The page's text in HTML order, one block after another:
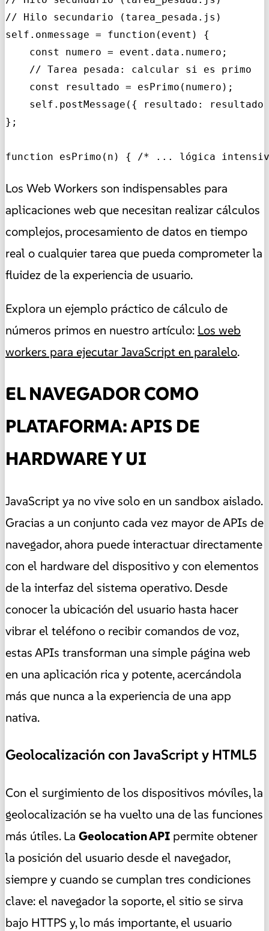
// Hilo secundario (tarea_pesada.js)
self.onmessage = function(event) {
    const numero = event.data.numero;
    // Tarea pesada: calcular si es primo
    const resultado = esPrimo(numero);
self.postMessage({ resultado:
};
function esPrimo(n) { /* ... lógica
Los Web Workers son indispensables para
aplicaciones web que necesitan realizar cálculos
complejos, procesamiento de datos en tiempo
real o cualquier tarea que pueda comprometer la
fluidez de la experiencia de usuario.
Explora un ejemplo práctico de cálculo de
números primos en nuestro artículo: Los web
workers para ejecutar JavaScript en paralelo.
EL NAVEGADOR COMO
PLATAFORMA: APIS DE
HARDWARE Y UI
JavaScript ya no vive solo en un sandbox aislado.
Gracias a un conjunto cada vez mayor de APIs de
navegador, ahora puede interactuar directamente
con el hardware del dispositivo y con elementos
de la interfaz del sistema operativo. Desde
conocer la ubicación del usuario hasta hacer
vibrar el teléfono o recibir comandos de voz,
estas APIs transforman una simple página web
en una aplicación rica y potente, acercándola
más que nunca a la experiencia de una app
nativa.
Geolocalización con JavaScript y HTML5
Con el surgimiento de los dispositivos móviles, la
geolocalización se ha vuelto una de las funciones
más útiles. La Geolocation API permite obtener
la posición del usuario desde el navegador,
siempre y cuando se cumplan tres condiciones
clave: el navegador la soporte, el sitio se sirva
bajo HTTPS y, lo más importante, el usuario